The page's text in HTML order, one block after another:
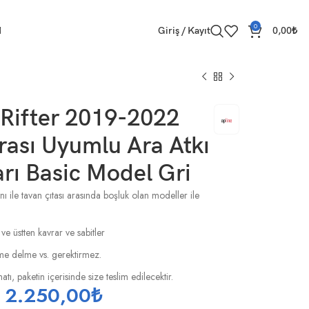
Giriş / Kayıt 0 0,00₺
Rifter 2019-2022
Uyumlu Ara Atkı
Basic Model Gri
ile tavan çıtası arasında boşluk olan modeller ile
ve üstten kavrar ve sabitler
delme vs. gerektirmez.
paketin içerisinde size teslim edilecektir.
2.250,00₺